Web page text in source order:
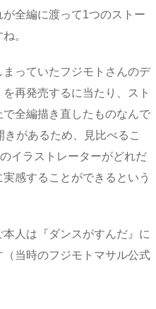
全編に渡って1つのストー
。
っていたフジモトさんのデ
再発売するに当たり、スト
全編描き直したものなんで
があるため、見比べるこ
イラストレーターがどれだ
感することができるという
人は『ダンスがすんだ』に
当時のフジモトマサル公式